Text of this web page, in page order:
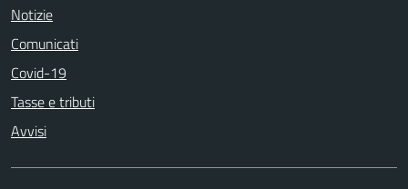
Notizie
Comunicati
Covid-19
Tasse e tributi
Avvisi